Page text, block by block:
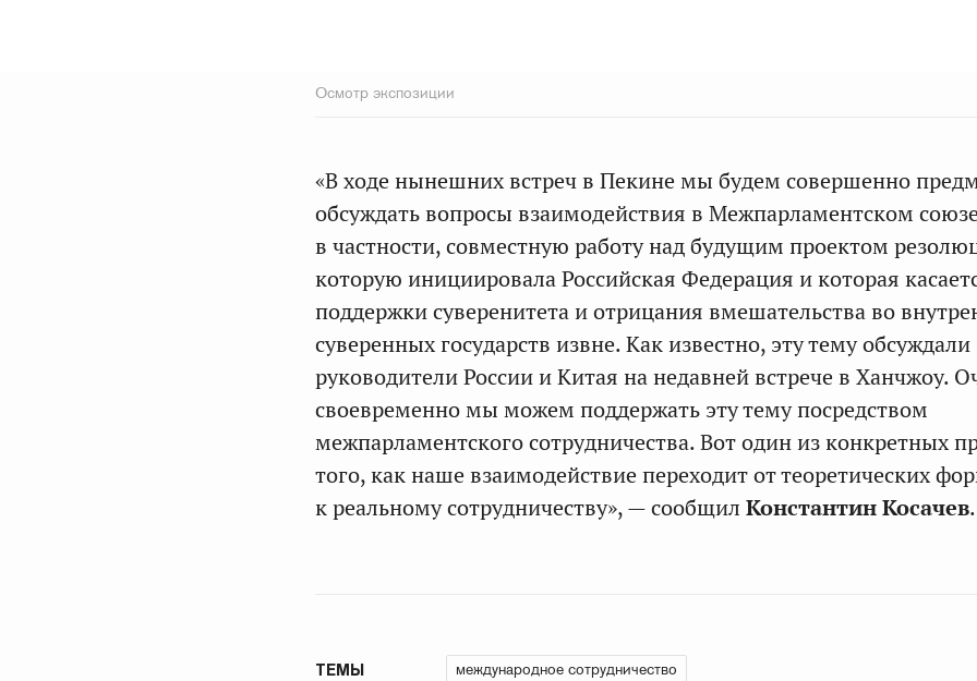
Осмотр экспозиции
«В ходе нынешних встреч в Пекине мы будем совершенно
обсуждать вопросы взаимодействия в Межпарламентском
в частности, совместную работу над будущим проектом
которую инициировала Российская Федерация и которая
поддержки суверенитета и отрицания вмешательства во
суверенных государств извне. Как известно, эту тему обсуждали
руководители России и Китая на недавней встрече в Ханчжоу.
своевременно мы можем поддержать эту тему посредством
межпарламентского сотрудничества. Вот один из конкретных
того, как наше взаимодействие переходит от теоретических
к реальному сотрудничеству», — сообщил Константин Косачев.
ТЕМЫ международное сотрудничество